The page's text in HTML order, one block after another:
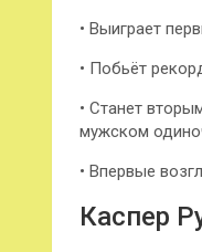
• Выиграет
• Побьёт
• Станет
мужском
• Впервые
Каспер